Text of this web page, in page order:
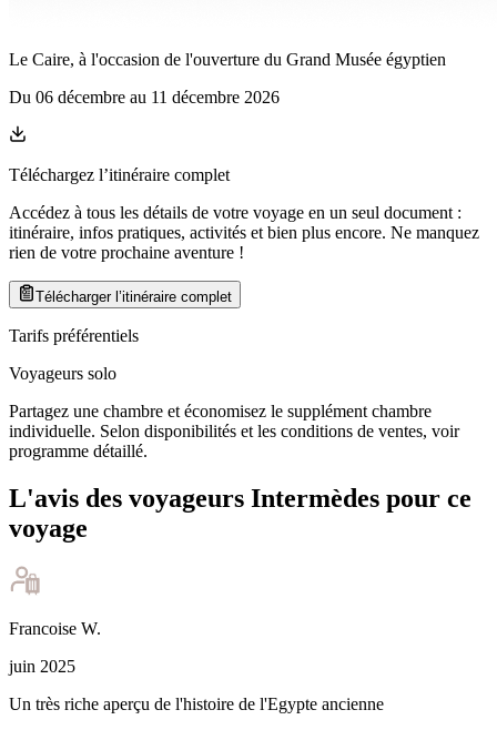
Le Caire, à l'occasion de l'ouverture du Grand Musée égyptien
Du 06 décembre au 11 décembre 2026
Téléchargez l’itinéraire complet
Accédez à tous les détails de votre voyage en un seul document :
itinéraire, infos pratiques, activités et bien plus encore. Ne manquez
rien de votre prochaine aventure !
Télécharger l’itinéraire complet
Tarifs préférentiels
Voyageurs solo
Partagez une chambre et économisez le supplément chambre
individuelle. Selon disponibilités et les conditions de ventes, voir
programme détaillé.
L'avis des voyageurs Intermèdes pour ce
voyage
Francoise W.
juin 2025
Un très riche aperçu de l'histoire de l'Egypte ancienne